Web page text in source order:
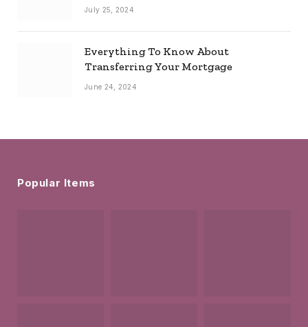
July 25, 2024
Everything To Know About
Transferring Your Mortgage
June 24, 2024
Popular Items